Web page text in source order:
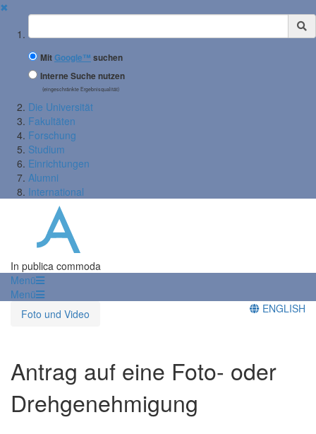
✖
Suchbegriff
MitGoogle™ suchen
Interne Suche nutzen
(eingeschränkte Ergebnisqualität)
Die Universität
Fakultäten
Forschung
Studium
Einrichtungen
Alumni
International
In publica commoda
Menü
Menü
Foto und Video
ENGLISH
Antrag auf eine Foto- oder
Drehgenehmigung